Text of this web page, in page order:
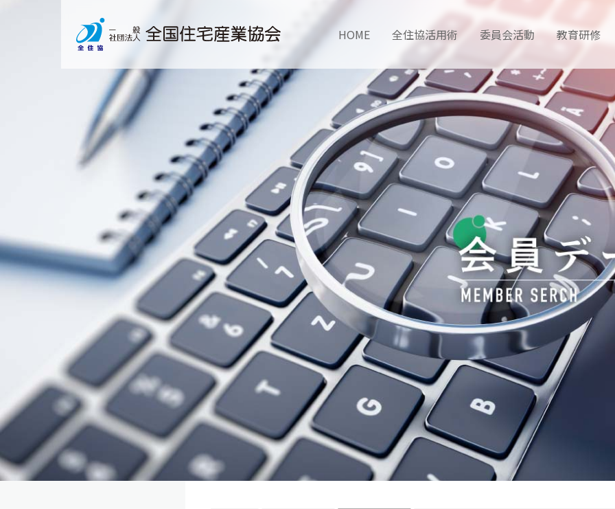
HOME 全住協活用術 委員会活動 教育研修